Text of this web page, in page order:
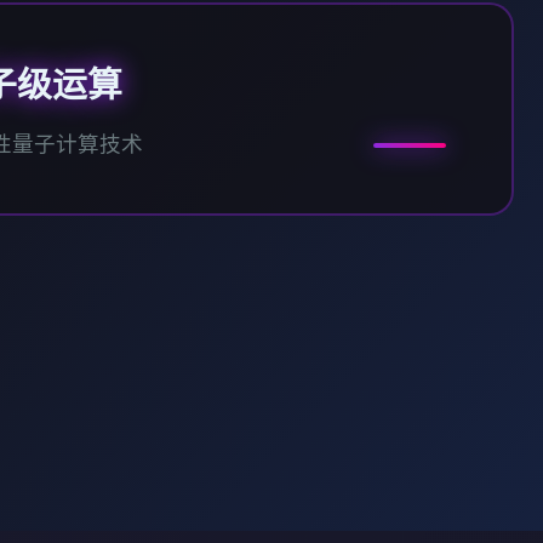
级运算
量子计算技术